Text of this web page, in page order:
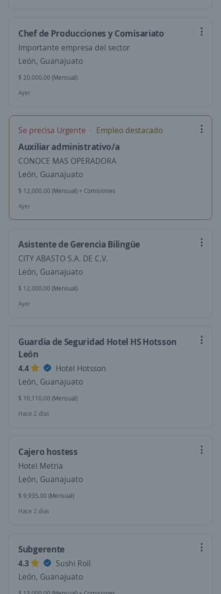
Chef de Producciones y Comisariato
Importante empresa del sector
León, Guanajuato
$ 20,000.00 (Mensual)
Ayer
Se precisa Urgente Empleo destacado
Auxiliar administrativo/a
CONOCE MAS OPERADORA
León, Guanajuato
$ 12,000.00 (Mensual) + Comisiones
Ayer
Asistente de Gerencia Bilingüe
CITY ABASTO S.A. DE C.V.
León, Guanajuato
$ 12,000.00 (Mensual)
Ayer
Guardia de Seguridad Hotel HS Hotsson
León
4.4
Hotel Hotsson
León, Guanajuato
$ 10,110.00 (Mensual)
Hace 2 días
Cajero hostess
Hotel Metria
León, Guanajuato
$ 9,935.00 (Mensual)
Hace 2 días
Subgerente
4.3
Sushi Roll
León, Guanajuato